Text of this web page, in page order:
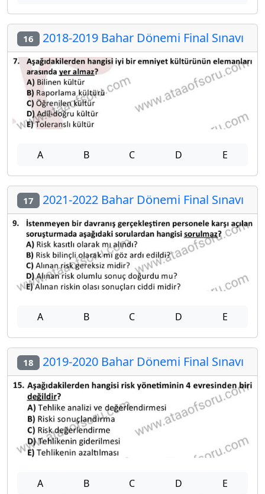
16 2018-2019 Bahar Dönemi Final Sınavı
A B C D E
17 2021-2022 Bahar Dönemi Final Sınavı
A B C D E
18 2019-2020 Bahar Dönemi Final Sınavı
A B C D E